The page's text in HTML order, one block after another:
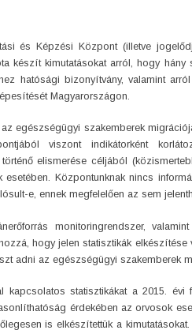
és Képzési Központ (illetve
készít kimutatásokat arról, hogy
hatósági bizonyítvány, valamint
Magyarországon.
egészségügyi szakemberek
viszont indikátorként
elismerése céljából
esetében. Központunknak nincs
e, ennek megfelelően az sem
monitoringrendszer,
hogy jelen statisztikák
adni az egészségügyi szakemberek
kapcsolatos statisztikákat a 2015.
érdekében az orvosok
is elkészítettük a